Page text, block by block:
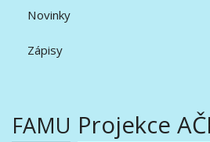
Novinky
Zápisy
FAMU Projekce